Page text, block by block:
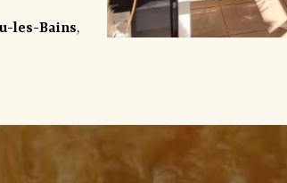
les-Bains,